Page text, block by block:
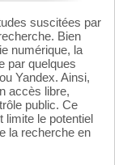
suscitées par
Bien
numérique, la
par quelques
Yandex. Ainsi,
accès libre,
public. Ce
limite le potentiel
la recherche en